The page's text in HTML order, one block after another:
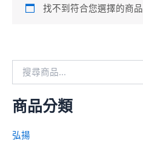
找不到符合您選擇的商品
商品分類
弘揚